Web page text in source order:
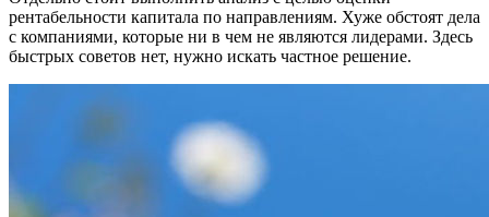
рентабельности капитала по направлениям. Хуже обстоят дела
с компаниями, которые ни в чем не являются лидерами. Здесь
быстрых советов нет, нужно искать частное решение.